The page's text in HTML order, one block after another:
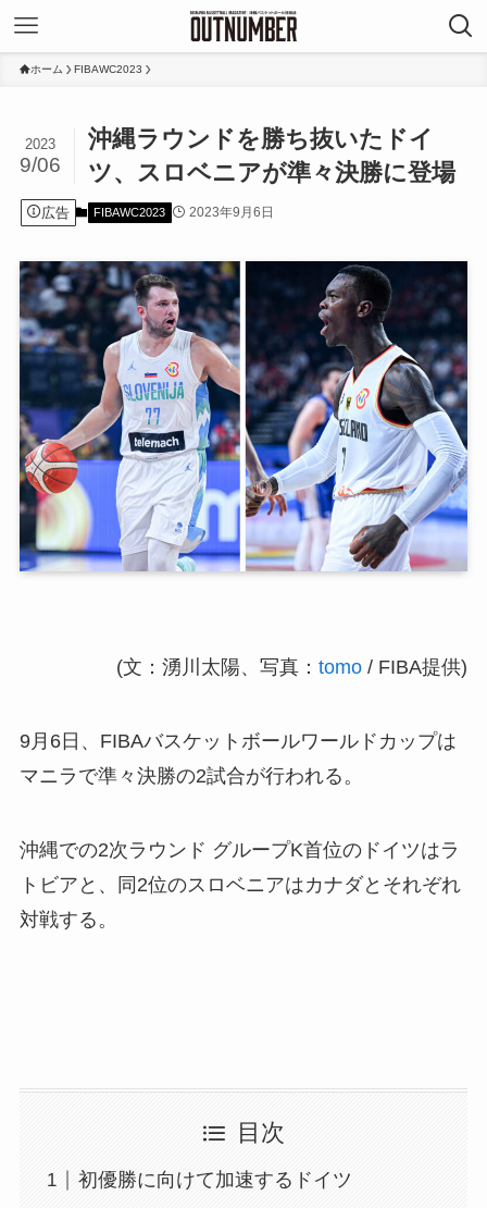
ホーム FIBAWC2023
沖縄ラウンドを勝ち抜いたドイ
ツ、スロベニアが準々決勝に登場
2023
9/06
広告 FIBAWC2023 2023年9月6日
(文：湧川太陽、写真：tomo / FIBA提供)
9月6日、FIBAバスケットボールワールドカップは
マニラで準々決勝の2試合が行われる。
沖縄での2次ラウンド グループK首位のドイツはラ
トビアと、同2位のスロベニアはカナダとそれぞれ
対戦する。
目次
初優勝に向けて加速するドイツ